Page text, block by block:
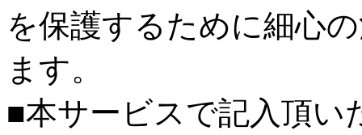
を保護するために細心
ます。
■本サービスで記入頂い